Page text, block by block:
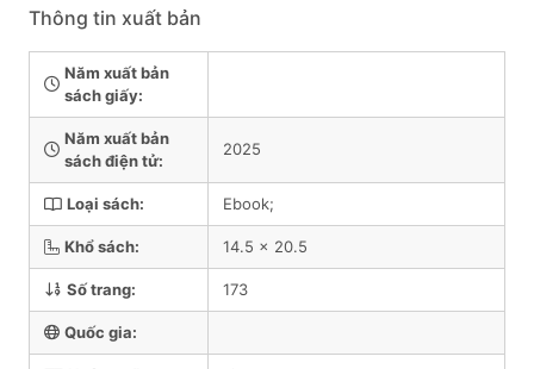
Thông tin xuất bản
Năm xuất bản
sách giấy:
Năm xuất bản
sách điện tử:
2025
Loại sách: Ebook;
Khổ sách: 14.5 x 20.5
Số trang: 173
Quốc gia: